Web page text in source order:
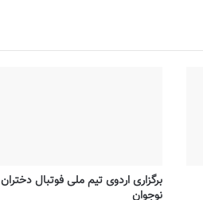
برگزاری اردوی تیم ملی فوتبال دختران
نوجوان